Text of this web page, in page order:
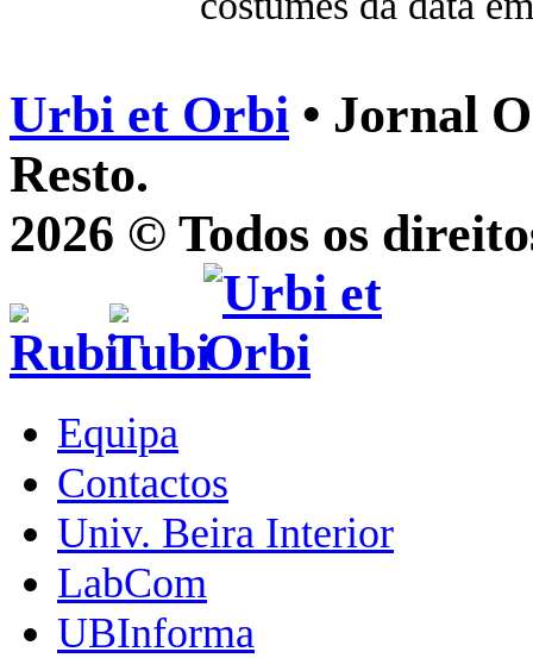
Urbi et Orbi • Jornal
Resto.
2026 © Todos os
Equipa
Contactos
Univ. Beira Interior
LabCom
UBInforma